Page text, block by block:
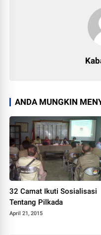
ANDA MUNGKIN
32 Camat Ikuti Sosialisasi
Tentang Pilkada
April 21, 2015